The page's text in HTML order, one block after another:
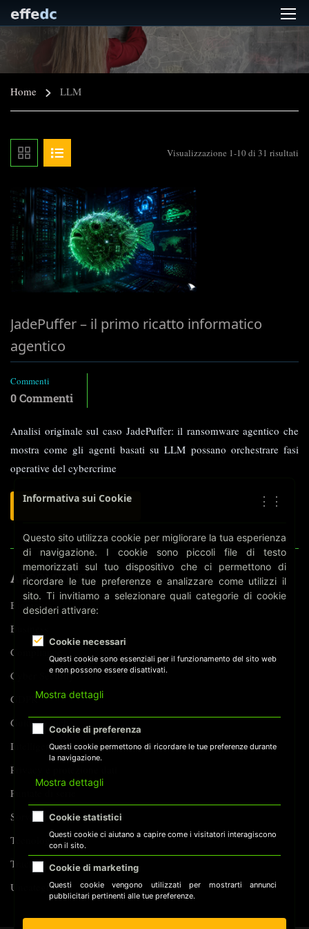
Home LLM
Visualizzazione 1-10 di 31 risultati
JadePuffer – il primo ricatto informatico
agentico
Commenti
0 Commenti
Analisi originale sul caso JadePuffer: il ransomware agentico che
mostra come gli agenti basati su LLM possano orchestrare fasi
operative del cybercrime
LEGGI
SU
JADEPUFFER
IL
PRIMO
RICATTO
INFORMATICO
ARGOMENTI
Biometria
Business
Compliance
Cyber Security
GDPR
Guide Pratiche
Intelligenza Artificiale
Privacy e protezione dati
Puntate di serie
Sorveglianza
Tecnologia
Tracking
Uncategorized
Informativa sui Cookie ⋮⋮
Questo sito utilizza cookie per migliorare la tua esperienza
di navigazione. I cookie sono piccoli file di testo
memorizzati sul tuo dispositivo che ci permettono di
ricordare le tue preferenze e analizzare come utilizzi il
sito. Ti invitiamo a selezionare quali categorie di cookie
desideri attivare:
Cookie necessari
Questi cookie sono essenziali per il funzionamento del sito web
e non possono essere disattivati.
Mostra dettagli
Cookie di preferenza
Questi cookie permettono di ricordare le tue preferenze durante
la navigazione.
Mostra dettagli
Cookie statistici
Questi cookie ci aiutano a capire come i visitatori interagiscono
con il sito.
Cookie di marketing
Questi cookie vengono utilizzati per mostrarti annunci
pubblicitari pertinenti alle tue preferenze.